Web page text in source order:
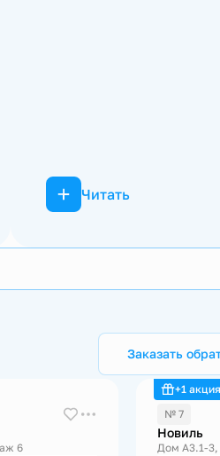
Читать
Заказать
6
+1 акция
№ 7
Новиль
Дом А3.1-3,